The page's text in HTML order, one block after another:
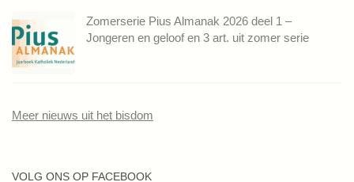
Zomerserie Pius Almanak 2026 deel 1 –
Jongeren en geloof en 3 art. uit zomer serie
Meer nieuws uit het bisdom
VOLG ONS OP FACEBOOK